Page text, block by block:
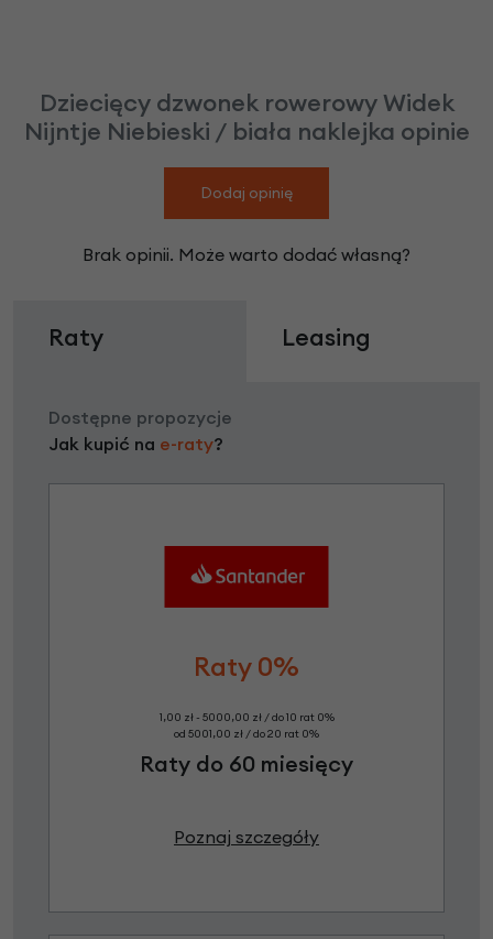
Dziecięcy dzwonek rowerowy Widek
Nijntje Niebieski / biała naklejka opinie
Dodaj opinię
Brak opinii. Może warto dodać własną?
Raty Leasing
Dostępne propozycje
Jak kupić na e-raty?
Raty 0%
1,00 zł - 5000,00 zł / do 10 rat 0%
od 5001,00 zł / do 20 rat 0%
Raty do 60 miesięcy
Poznaj szczegóły